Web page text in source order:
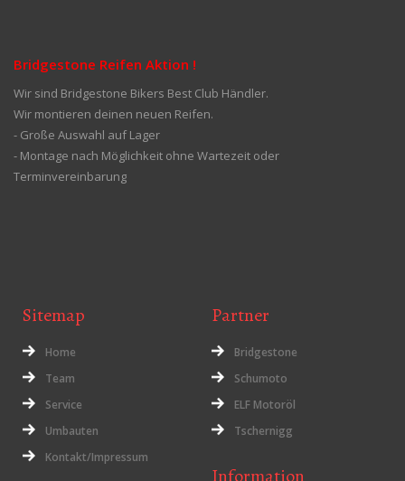
Bridgestone Reifen Aktion !
Wir sind Bridgestone Bikers Best Club Händler.
Wir montieren deinen neuen Reifen.
- Große Auswahl auf Lager
- Montage nach Möglichkeit ohne Wartezeit oder
Terminvereinbarung
Sitemap
Home
Team
Service
Umbauten
Kontakt/Impressum
Partner
Bridgestone
Schumoto
ELF Motoröl
Tschernigg